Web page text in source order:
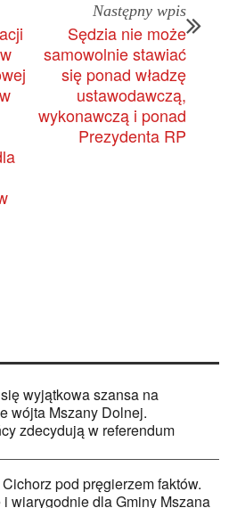
Następny wpis
Sędzia nie może
samowolnie stawiać
się ponad władzę
ustawodawczą,
wykonawczą i ponad
Prezydenta RP
wyjątkowa szansa na
wójta Mszany Dolnej.
zdecydują w referendum
Cichorz pod pręgierzem faktów.
wiarygodnie dla Gminy Mszana